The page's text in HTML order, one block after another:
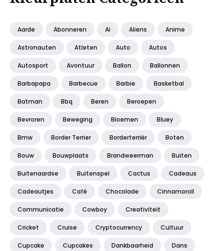
Aarde Abonneren Ai Aliens Anime
Astronauten Atleten Auto Autos
Autosport Avontuur Ballon Ballonnen
Barbapapa Barbecue Barbie Basketbal
Batman Bbq Beren Beroepen
Bevroren Beweging Bloemen Bluey
Bmw Border Terrier Borderterriër Boten
Bouw Bouwplaats Brandweerman Buiten
Buitenaardse Buitenspel Cactus Cadeaus
Cadeautjes Café Chocolade Cinnamoroll
Communicatie Cowboy Creativiteit
Cricket Cruise Cryptocurrency Cultuur
Cupcake Cupcakes Dankbaarheid Dans